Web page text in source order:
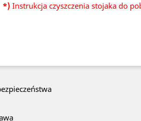
*) Instrukcja czyszczenia stojaka do